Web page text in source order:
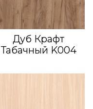
Дуб Крафт
Табачный K004